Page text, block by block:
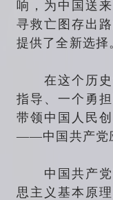
响，为中国送
寻救亡图存出
提供了全新选择
在这个历史
指导、一个勇
带领中国人民
——中国共产党
中国共产党
思主义基本原